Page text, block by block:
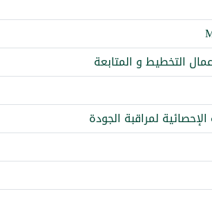
التخطيط و المتابعة
لمراقبة الجودة